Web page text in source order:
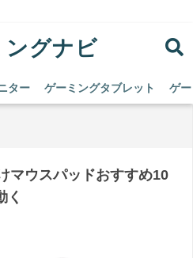
ングナビ
ター ゲーミングタブレット ゲ
マウスパッドおすすめ10
く